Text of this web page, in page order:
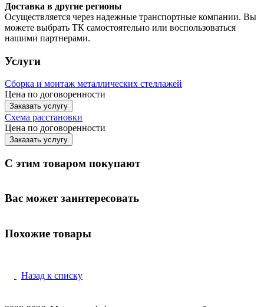
Доставка в другие регионы
Осуществляется через надежные транспортные компании. Вы
можете выбрать ТК самостоятельно или воспользоваться
нашими партнерами.
Услуги
Сборка и монтаж металлических стеллажей
Цена по договоренности
Заказать услугу
Схема расстановки
Цена по договоренности
Заказать услугу
С этим товаром покупают
Вас может заинтересовать
Похожие товары
Назад к списку